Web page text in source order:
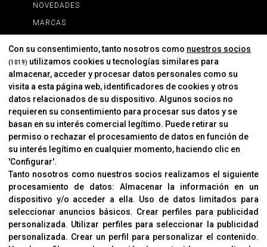
NOVEDADES
MARCAS
INFORMACIÓN
Contacto
Cambios Y Devoluciones
CORVER
Aviso Legal
Sobre Nosotros
Cookies
Política De Privacidad
Con su consentimiento, tanto nosotros como nuestros socios
(1019) utilizamos cookies u tecnologías similares para
almacenar, acceder y procesar datos personales como su
visita a esta página web, identificadores de cookies y otros
datos relacionados de su dispositivo. Algunos socios no
requieren su consentimiento para procesar sus datos y se
basan en su interés comercial legítimo. Puede retirar su
permiso o rechazar el procesamiento de datos en función de
su interés legítimo en cualquier momento, haciendo clic en
'Configurar'.
Tanto nosotros como nuestros socios realizamos el siguiente
procesamiento de datos: Almacenar la información en un
dispositivo y/o acceder a ella. Uso de datos limitados para
seleccionar anuncios básicos. Crear perfiles para publicidad
personalizada. Utilizar perfiles para seleccionar la publicidad
personalizada. Crear un perfil para personalizar el contenido.